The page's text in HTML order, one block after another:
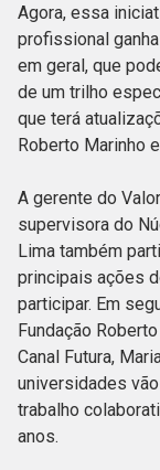
Agora, essa
profissional
em geral, que
de um trilho
que terá
Roberto Marinho
A gerente do
supervisora do
Lima também
principais ações
participar. Em
Fundação
Canal Futura,
universidades
trabalho
anos.